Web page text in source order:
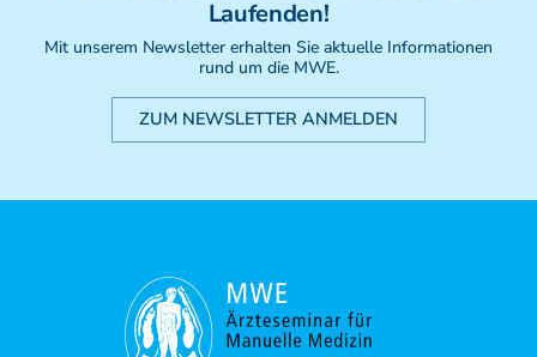
Laufenden!
Mit unserem Newsletter erhalten Sie aktuelle Informationen
rund um die MWE.
ZUM NEWSLETTER ANMELDEN